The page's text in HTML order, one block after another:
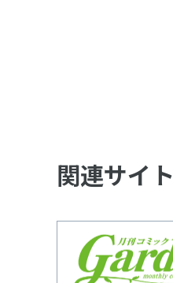
関連サイト